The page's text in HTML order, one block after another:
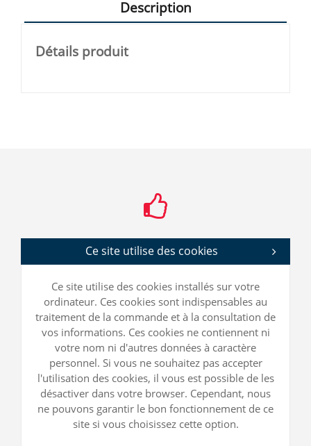
Description
Détails produit
Ce site utilise des cookies
Ce site utilise des cookies installés sur votre
ordinateur. Ces cookies sont indispensables au
traitement de la commande et à la consultation de
vos informations. Ces cookies ne contiennent ni
votre nom ni d'autres données à caractère
personnel. Si vous ne souhaitez pas accepter
l'utilisation des cookies, il vous est possible de les
désactiver dans votre browser. Cependant, nous
ne pouvons garantir le bon fonctionnement de ce
site si vous choisissez cette option.